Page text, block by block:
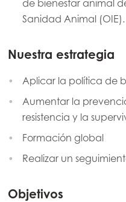
de bienestar animal
Sanidad Animal (OIE).
Nuestra estrategia
Aplicar la política de
Aumentar la
resistencia y la
Formación global
Realizar un
Objetivos